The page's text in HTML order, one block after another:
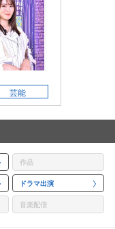
芸能
作品
ドラマ出演
音楽配信